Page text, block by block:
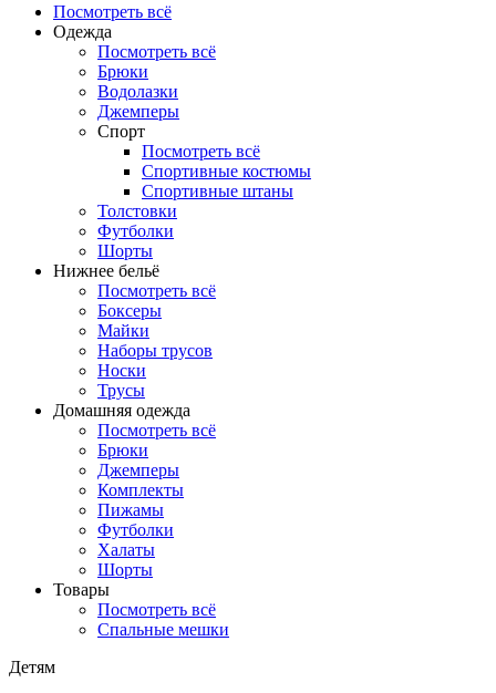
Посмотреть всё
Одежда
Посмотреть всё
Брюки
Водолазки
Джемперы
Спорт
Посмотреть всё
Спортивные костюмы
Спортивные штаны
Толстовки
Футболки
Шорты
Нижнее бельё
Посмотреть всё
Боксеры
Майки
Наборы трусов
Носки
Трусы
Домашняя одежда
Посмотреть всё
Брюки
Джемперы
Комплекты
Пижамы
Футболки
Халаты
Шорты
Товары
Посмотреть всё
Спальные мешки
Детям